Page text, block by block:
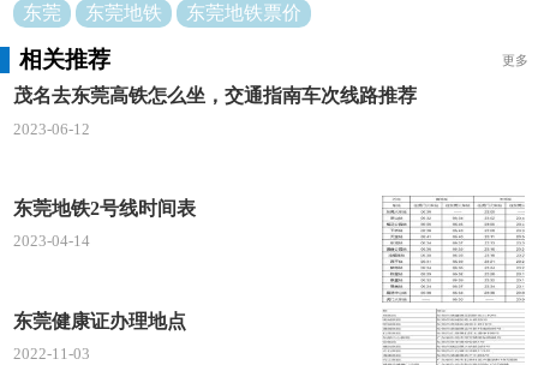
东莞 东莞地铁 东莞地铁票价
相关推荐 更多
茂名去东莞高铁怎么坐，交通指南车次线路推荐
2023-06-12
东莞地铁2号线时间表
2023-04-14
东莞健康证办理地点
2022-11-03